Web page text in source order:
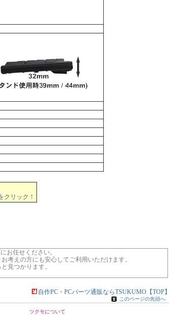
クリック！
お任せください。
考えの方にも安心してご利用いただけます。
見つかります。
自作PC・PCパーツ通販ならTSUKUMO【TOP】
このページの先頭へ
ツクモについて